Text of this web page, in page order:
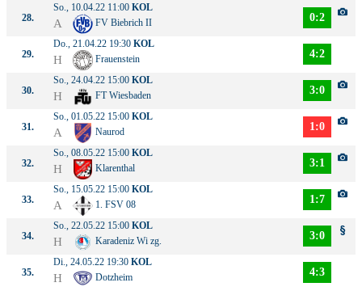
28.
So., 10.04.22 11:00 KOL
A FV Biebrich II 0:2
29.
Do., 21.04.22 19:30 KOL
H Frauenstein 4:2
30.
So., 24.04.22 15:00 KOL
H FT Wiesbaden 3:0
31.
So., 01.05.22 15:00 KOL
A Naurod 1:0
32.
So., 08.05.22 15:00 KOL
H Klarenthal 3:1
33.
So., 15.05.22 15:00 KOL
A 1. FSV 08 1:7
34.
So., 22.05.22 15:00 KOL
H Karadeniz Wi zg. 3:0
35.
Di., 24.05.22 19:30 KOL
H Dotzheim 4:3